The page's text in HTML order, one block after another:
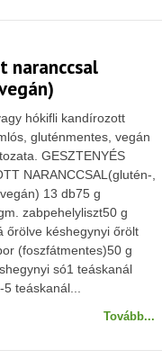
naranccsal
hókifli kandírozott
gluténmentes, vegán
GESZTENYÉS
NARANCCSAL(glutén-,
13 db75 g
zabpehelyliszt50 g
őrölve késhegynyi őrölt
(foszfátmentes)50 g
só1 teáskanál
teáskanál...
Tovább...